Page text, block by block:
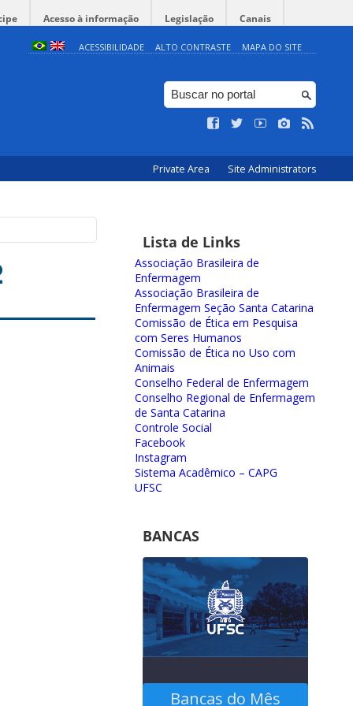
Acesso à informação Legislação Canais
ACESSIBILIDADE ALTO CONTRASTE MAPA DO SITE
Private Area Site Administrators
Lista de Links
Associação Brasileira de
Enfermagem
Associação Brasileira de
Enfermagem Seção Santa Catarina
Comissão de Ética em Pesquisa
com Seres Humanos
Comissão de Ética no Uso com
Animais
Conselho Federal de Enfermagem
Conselho Regional de Enfermagem
de Santa Catarina
Controle Social
Facebook
Instagram
Sistema Acadêmico – CAPG
UFSC
BANCAS
Bancas do Mês